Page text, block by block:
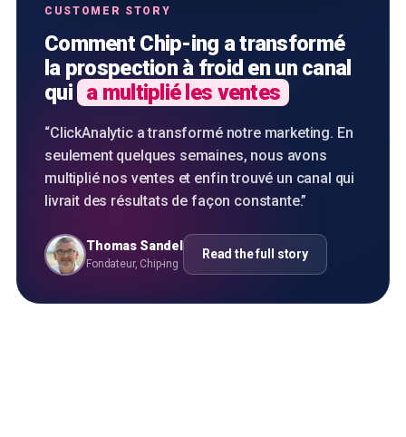
CUSTOMER STORY
Comment Chip-ing a transformé
la prospection à froid en un canal
qui a multiplié les ventes
“ClickAnalytic a transformé notre marketing. En
seulement quelques semaines, nous avons
multiplié nos ventes et enfin trouvé un canal qui
livrait des résultats de façon constante.”
Thomas Sandel
Fondateur, Chip-ing
Read the full story